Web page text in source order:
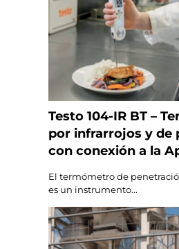
Testo 104-IR BT –
por infrarrojos y de
con conexión a la
El termómetro de
es un instrumento...